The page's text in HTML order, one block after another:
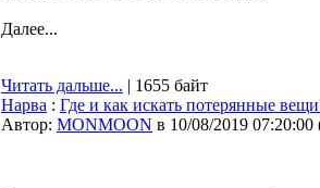
Далее...
Читать дальше... | 1655 байт
Нарва : Где и как искать потерянные
Автор: MONMOON в 10/08/2019 07:20:00